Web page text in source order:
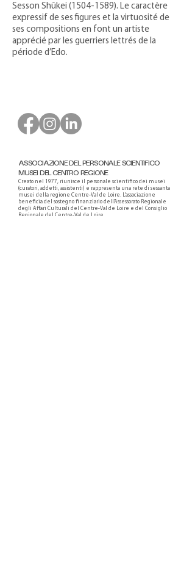
Sesson Shūkei (1504-1589). Le caractère
expressif de ses figures et la virtuosité de
ses compositions en font un artiste
apprécié par les guerriers lettrés de la
période d’Edo.
ASSOCIAZIONE DEL PERSONALE SCIENTIFICO
MUSEI DEL CENTRO REGIONE
Creato nel 1977, riunisce il personale scientifico dei musei
(curatori, addetti, assistenti) e rappresenta una rete di sessanta
musei della regione Centre-Val de Loire. L'associazione
beneficia del sostegno finanziario dell'Assessorato Regionale
degli Affari Culturali del Centre-Val de Loire e del Consiglio
Regionale del Centre-Val de Loire.